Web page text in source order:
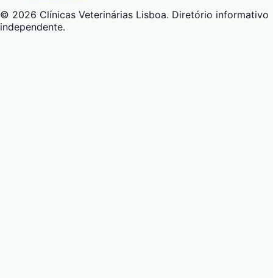
© 2026 Clínicas Veterinárias Lisboa. Diretório informativo
independente.